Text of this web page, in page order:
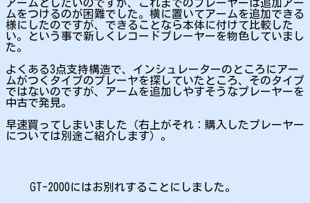
アームとしたいのですが、これまでのプレーヤーは追加アー
ムをつけるのが困難でした。横に置いてアームを追加できる
様にしたのですが、できることなら本体に付けて比較した
い。という事で新しくレコードプレーヤーを物色していまし
た。
よくある3点支持構造で、インシュレーターのところにアー
ムがつくタイプのプレーヤを探していたところ、そのタイプ
ではないのですが、アームを追加しやすそうなプレーヤーを
中古で発見。
早速買ってしまいました（右上がそれ：購入したプレーヤー
については別途ご紹介します）。
GT-2000にはお別れすることにしました。